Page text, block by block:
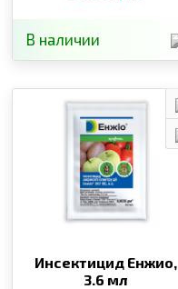
В наличии
Инсектицид Енжио,
3.6 мл